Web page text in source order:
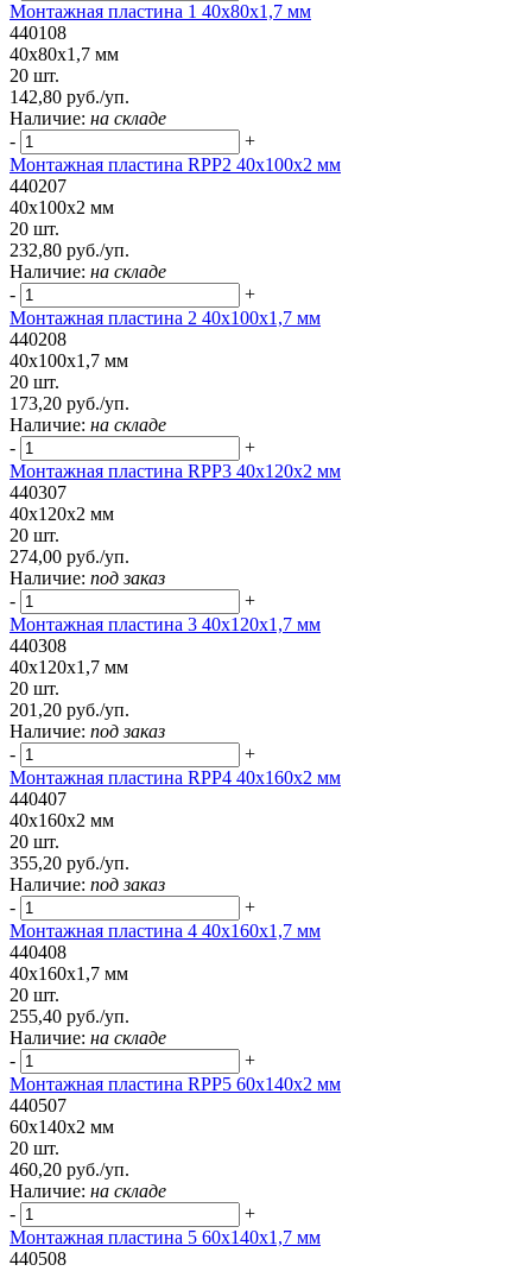
Монтажная пластина 1 40x80x1,7 мм
440108
40x80x1,7 мм
20 шт.
142,80 руб./уп.
Наличие: на складе
-
+
Монтажная пластина RPP2 40x100x2 мм
440207
40x100x2 мм
20 шт.
232,80 руб./уп.
Наличие: на складе
-
+
Монтажная пластина 2 40x100x1,7 мм
440208
40x100x1,7 мм
20 шт.
173,20 руб./уп.
Наличие: на складе
-
+
Монтажная пластина RPP3 40x120x2 мм
440307
40x120x2 мм
20 шт.
274,00 руб./уп.
Наличие: под заказ
-
+
Монтажная пластина 3 40x120x1,7 мм
440308
40x120x1,7 мм
20 шт.
201,20 руб./уп.
Наличие: под заказ
-
+
Монтажная пластина RPP4 40x160x2 мм
440407
40x160x2 мм
20 шт.
355,20 руб./уп.
Наличие: под заказ
-
+
Монтажная пластина 4 40x160x1,7 мм
440408
40x160x1,7 мм
20 шт.
255,40 руб./уп.
Наличие: на складе
-
+
Монтажная пластина RPP5 60x140x2 мм
440507
60x140x2 мм
20 шт.
460,20 руб./уп.
Наличие: на складе
-
+
Монтажная пластина 5 60x140x1,7 мм
440508